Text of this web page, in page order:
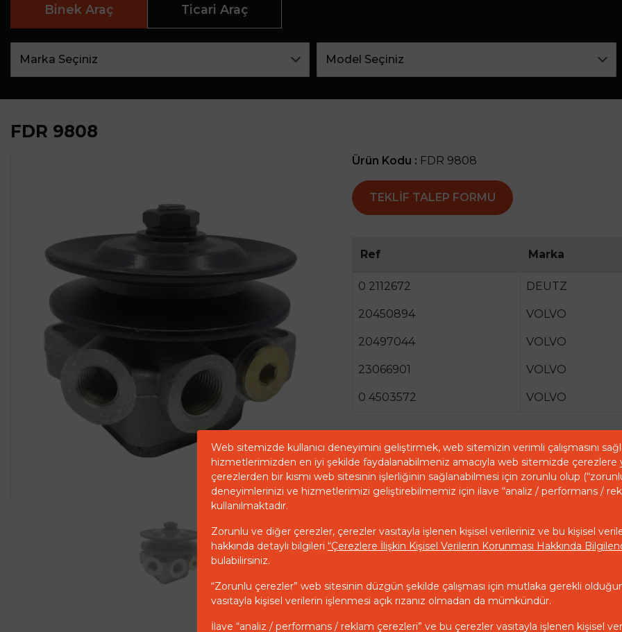
Binek Araç Ticari Araç
FDR 9808
Ürün Kodu : FDR 9808
TEKLIF TALEP FORMU
Ref Marka
0 2112672 DEUTZ
20450894 VOLVO
20497044 VOLVO
23066901 VOLVO
0 4503572 VOLVO
Web sitemizde kullanıcı deneyimini geliştirmek, web sitemizin verimli çalışmasını
hizmetlerimizden en iyi şekilde faydalanabilmeniz amacıyla web sitemizde çerezlere
çerezlerden bir kısmı web sitesinin işlerliğinin sağlanabilmesi için zorunlu olup
deneyimlerinizi ve hizmetlerimizi geliştirebilmemiz için ilave “analiz / performans /
kullanılmaktadır.
Zorunlu ve diğer çerezler, çerezler vasıtayla işlenen kişisel verileriniz ve bu kişisel
hakkında detaylı bilgileri “Çerezlere İlişkin Kişisel Verilerin Korunması Hakkında
bulabilirsiniz.
“Zorunlu çerezler” web sitesinin düzgün şekilde çalışması için mutlaka gerekli
vasıtayla kişisel verilerin işlenmesi açık rızanız olmadan da mümkündür.
İlave “analiz / performans / reklam çerezleri” ve bu çerezler vasıtayla işlenen kişisel